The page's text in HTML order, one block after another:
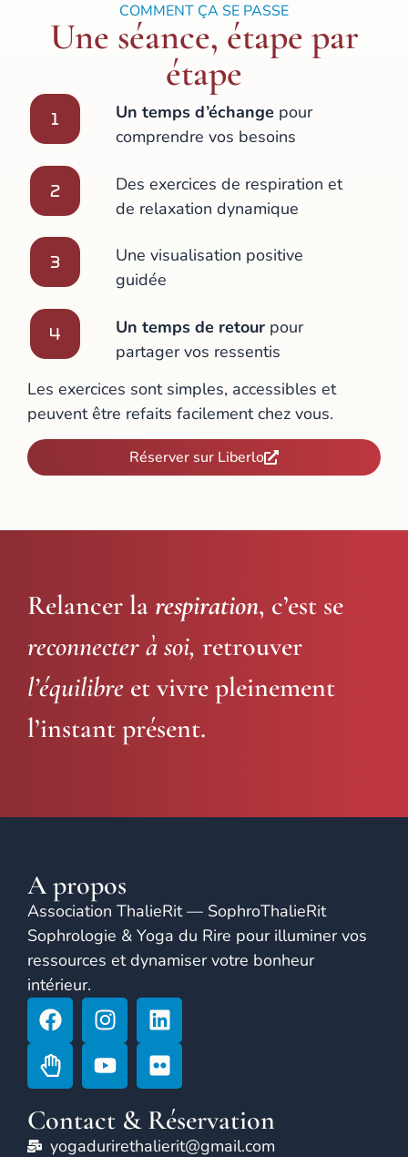
COMMENT ÇA SE PASSE
Une séance, étape par
étape
Un temps d’échange pour
comprendre vos besoins
Des exercices de respiration et
de relaxation dynamique
Une visualisation positive
guidée
Un temps de retour pour
partager vos ressentis
Les exercices sont simples, accessibles et
peuvent être refaits facilement chez vous.
Réserver sur Liberlo
Relancer larespiration, c’est se
reconnecter à soi, retrouver
l’équilibre et vivre pleinement
l’instant présent.
A propos
Association ThalieRit — SophroThalieRit
Sophrologie & Yoga du Rire pour illuminer vos
ressources et dynamiser votre bonheur
intérieur.
Contact & Réservation
yogadurirethalierit@gmail.com